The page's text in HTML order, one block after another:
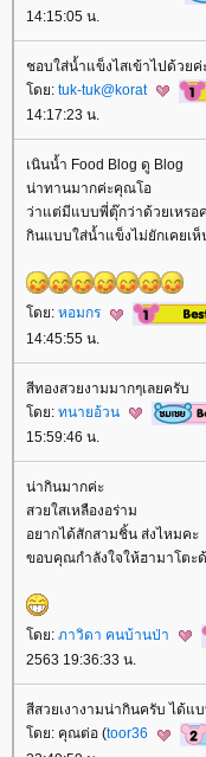
14:15:05 น.
ชอบใส่น้ำแข็งไสเข้าไปด้วยค่
ดย: tuk-tuk@korat
14:17:23 น.
เนินน้ำ Food Blog ดู Blog
น่าทานมากค่ะคุณโอ
ว่าแต่มีแบบพี่ตุ๊กว่าด้วยเหรอ
กินแบบใส่น้ำแข็งไม่ยักเคยเห็
ดย: หอมกร
14:45:55 น.
สีทองสวยงามมากๆเลยครับ
ดย: ทนายอ้วน
15:59:46 น.
น่ากินมากค่ะ
สวยใสเหลืองอร่าม
อยากได้สักสามชิ้น ส่งไหมคะ
ขอบคุณกำลังใจให้ฮามาโตะ
ดย: ภาวิดา คนบ้านป่า
2563 19:36:33 น.
สีสวยเงางามน่ากินครับ ได้แ
ดย: คุณต่อ (toor36